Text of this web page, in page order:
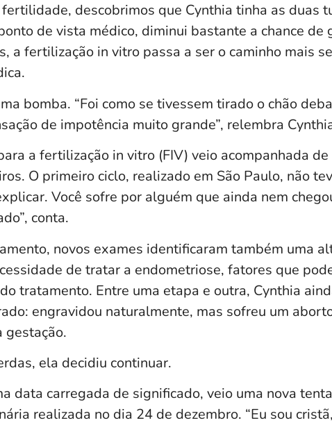
descobrimos que Cynthia tinha as duas
de vista médico, diminui bastante a chance de
a fertilização in vitro passa a ser o caminho mais
bomba. “Foi como se tivessem tirado o chão
de impotência muito grande”, relembra
a fertilização in vitro (FIV) veio acompanhada
O primeiro ciclo, realizado em São Paulo, não
Você sofre por alguém que ainda nem
conta.
novos exames identificaram também uma
de tratar a endometriose, fatores que
tratamento. Entre uma etapa e outra, Cynthia
engravidou naturalmente, mas sofreu um
gestação.
ela decidiu continuar.
data carregada de significado, veio uma nova
realizada no dia 24 de dezembro. “Eu sou